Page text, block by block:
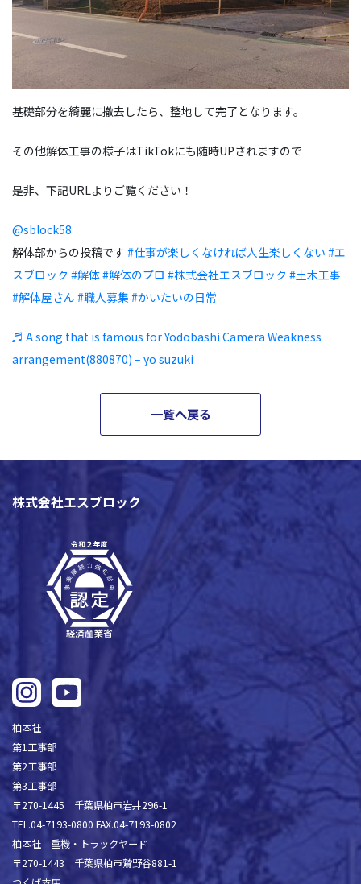
基礎部分を綺麗に撤去したら、整地して完了となります。
その他解体工事の様子はTikTokにも随時UPされますので
是非、下記URLよりご覧ください！
@sblock58
解体部からの投稿です #仕事が楽しくなければ人生楽しくない #エ
スブロック #解体#解体のプロ #株式会社エスブロック #土木工事
#解体屋さん #職人募集 #かいたいの日常
♬ A song that is famous for Yodobashi Camera Weakness
arrangement(880870) – yo suzuki
一覧へ戻る
株式会社エスブロック
柏本社
第1工事部
第2工事部
第3工事部
〒270-1445 千葉県柏市岩井296-1
TEL.04-7193-0800 FAX.04-7193-0802
柏本社 重機・トラックヤード
〒270-1443 千葉県柏市鷲野谷881-1